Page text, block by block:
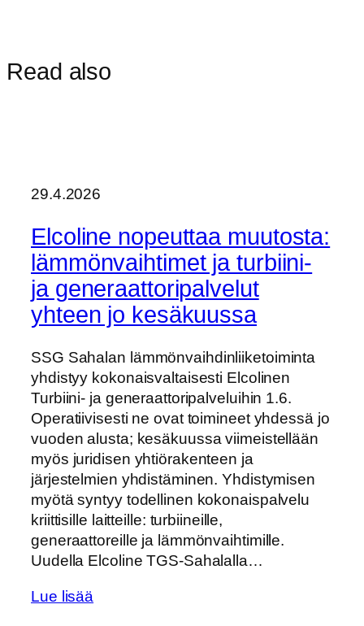
Read also
29.4.2026
Elcoline nopeuttaa muutosta:
lämmönvaihtimet ja turbiini-
ja generaattoripalvelut
yhteen jo kesäkuussa
SSG Sahalan lämmönvaihdinliiketoiminta
yhdistyy kokonaisvaltaisesti Elcolinen
Turbiini- ja generaattoripalveluihin 1.6.
Operatiivisesti ne ovat toimineet yhdessä jo
vuoden alusta; kesäkuussa viimeistellään
myös juridisen yhtiörakenteen ja
järjestelmien yhdistäminen. Yhdistymisen
myötä syntyy todellinen kokonaispalvelu
kriittisille laitteille: turbiineille,
generaattoreille ja lämmönvaihtimille.
Uudella Elcoline TGS‑Sahalalla…
Lue lisää